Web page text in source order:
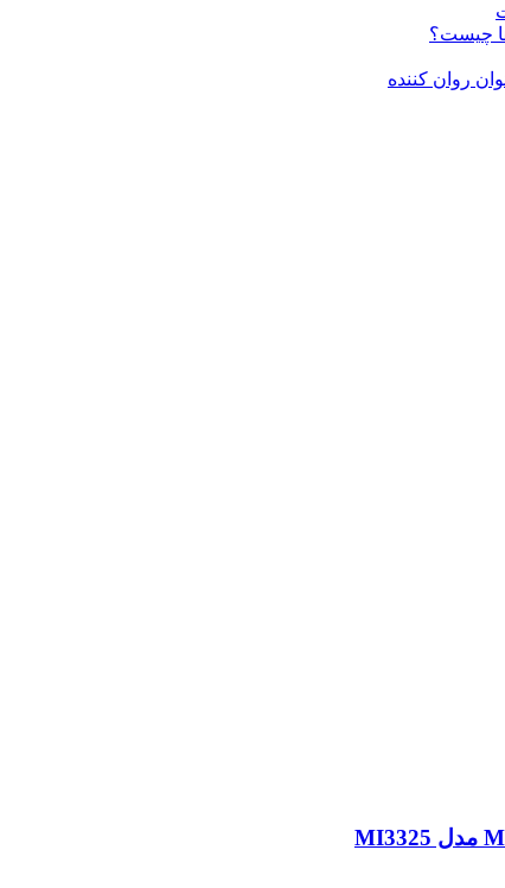
روان کننده